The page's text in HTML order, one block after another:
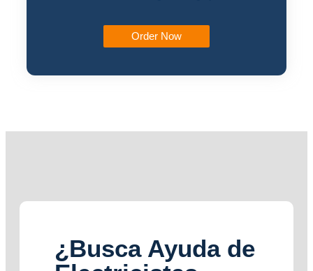
Order Now
¿Busca Ayuda de